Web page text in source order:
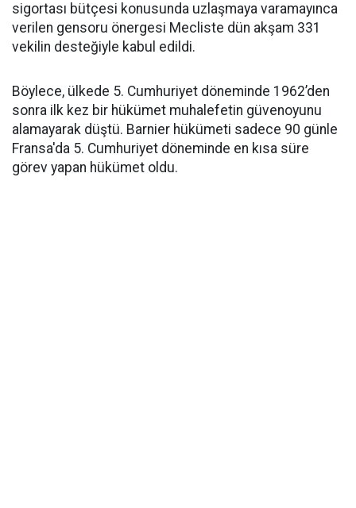
sigortası bütçesi konusunda uzlaşmaya varamayınca
verilen gensoru önergesi Mecliste dün akşam 331
vekilin desteğiyle kabul edildi.
Böylece, ülkede 5. Cumhuriyet döneminde 1962’den
sonra ilk kez bir hükümet muhalefetin güvenoyunu
alamayarak düştü. Barnier hükümeti sadece 90 günle
Fransa'da 5. Cumhuriyet döneminde en kısa süre
görev yapan hükümet oldu.